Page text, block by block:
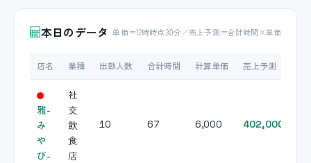
本日のデータ 単価＝12時時点30分／売上予測＝合計時間×単価
店名 業種 出勤人数 合計時間 計算単価 売上予測
雅-
み
や
び-
社
交
飲
食
店
10 67 6,000 402,000